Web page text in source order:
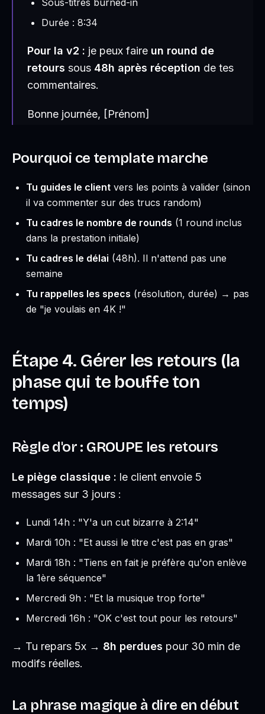
Sous-titres burned-in
Durée : 8:34
Pour la v2 : je peux faire un round de
retours sous 48h après réception de tes
commentaires.
Bonne journée, [Prénom]
Pourquoi ce template marche
Tu guides le client vers les points à valider (sinon
il va commenter sur des trucs random)
Tu cadres le nombre de rounds (1 round inclus
dans la prestation initiale)
Tu cadres le délai (48h). Il n'attend pas une
semaine
Tu rappelles les specs (résolution, durée) → pas
de "je voulais en 4K !"
Étape 4. Gérer les retours (la
phase qui te bouffe ton
temps)
Règle d'or : GROUPE les retours
Le piège classique : le client envoie 5
messages sur 3 jours :
Lundi 14h : "Y'a un cut bizarre à 2:14"
Mardi 10h : "Et aussi le titre c'est pas en gras"
Mardi 18h : "Tiens en fait je préfère qu'on enlève
la 1ère séquence"
Mercredi 9h : "Et la musique trop forte"
Mercredi 16h : "OK c'est tout pour les retours"
→ Tu repars 5x → 8h perdues pour 30 min de
modifs réelles.
La phrase magique à dire en début